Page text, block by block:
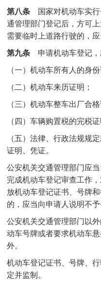
第八条 国家对机动车实
通管理部门登记后，方可
需要临时上道路行驶的，应
第九条 申请机动车登记
（一）机动车所有人的身份
（二）机动车来历证明；
（三）机动车整车出厂合
（四）车辆购置税的完税
（五）法律、行政法规规
证明、凭证。
公安机关交通管理部门应
完成机动车登记审查工作
放机动车登记证书、号牌
的，应当向申请人说明不予
公安机关交通管理部门以
动车号牌或者要求机动车
外。
机动车登记证书、号牌、
定并监制。